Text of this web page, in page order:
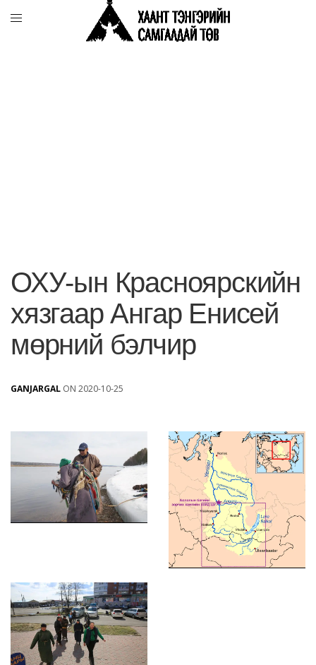
ОХУ-ын Красноярскийн
хязгаар Ангар Енисей
мөрний бэлчир
GANJARGAL ON 2020-10-25